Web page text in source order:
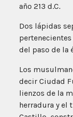
año 213 d.C.
Dos lápidas
del paso de la
Los
decir Ciudad
lienzos de la
herradura y el